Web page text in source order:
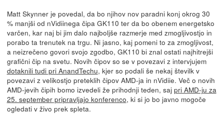
Matt Skynner je povedal, da bo njihov nov paradni konj okrog 30
% manjši od nVidiinega čipa GK110 ter da bo obenem energetsko
varčen, kar naj bi jim dalo najboljše razmerje med zmogljivostjo in
porabo ta trenutek na trgu. Ni jasno, kaj pomeni to za zmogljivost,
a neizrečeno govori svojo zgodbo, GK110 bi znal ostati najhitrejši
grafični čip na svetu. Novih čipov so se v povezavi z intervjujem
dotaknili tudi pri AnandTechu, kjer so podali še nekaj številk v
povezavi z velikostjo preteklih čipov AMD-ja in nVidiie. Več o novih
AMD-jevih čipih bomo izvedeli že prihodnji teden, saj pri AMD-ju za
25. september pripravljajo konferenco, ki si jo bo javno mogoče
ogledati v živo prek spleta.